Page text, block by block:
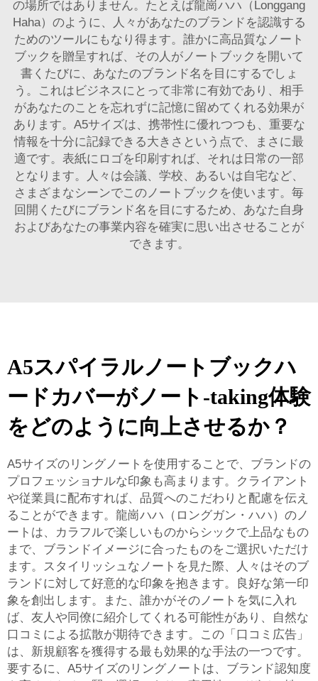
の場所ではありません。たとえば龍崗ハハ（Longgang
Haha）のように、人々があなたのブランドを認識する
ためのツールにもなり得ます。誰かに高品質なノート
ブックを贈呈すれば、その人がノートブックを開いて
書くたびに、あなたのブランド名を目にするでしょ
う。これはビジネスにとって非常に有効であり、相手
があなたのことを忘れずに記憶に留めてくれる効果が
あります。A5サイズは、携帯性に優れつつも、重要な
情報を十分に記録できる大きさという点で、まさに最
適です。表紙にロゴを印刷すれば、それは日常の一部
となります。人々は会議、学校、あるいは自宅など、
さまざまなシーンでこのノートブックを使います。毎
回開くたびにブランド名を目にするため、あなた自身
およびあなたの事業内容を確実に思い出させることが
できます。
A5スパイラルノートブックハ
ードカバーがノート-taking体験
をどのように向上させるか？
A5サイズのリングノートを使用することで、ブランドの
プロフェッショナルな印象も高まります。クライアント
や従業員に配布すれば、品質へのこだわりと配慮を伝え
ることができます。龍崗ハハ（ロングガン・ハハ）のノ
ートは、カラフルで楽しいものからシックで上品なもの
まで、ブランドイメージに合ったものをご選択いただけ
ます。スタイリッシュなノートを見た際、人々はそのブ
ランドに対して好意的な印象を抱きます。良好な第一印
象を創出します。また、誰かがそのノートを気に入れ
ば、友人や同僚に紹介してくれる可能性があり、自然な
口コミによる拡散が期待できます。この「口コミ広告」
は、新規顧客を獲得する最も効果的な手法の一つです。
要するに、A5サイズのリングノートは、ブランド認知度